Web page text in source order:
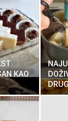
KAO